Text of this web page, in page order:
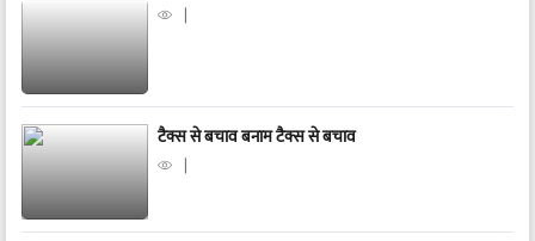
टैक्स से बचाव बनाम टैक्स से बचाव